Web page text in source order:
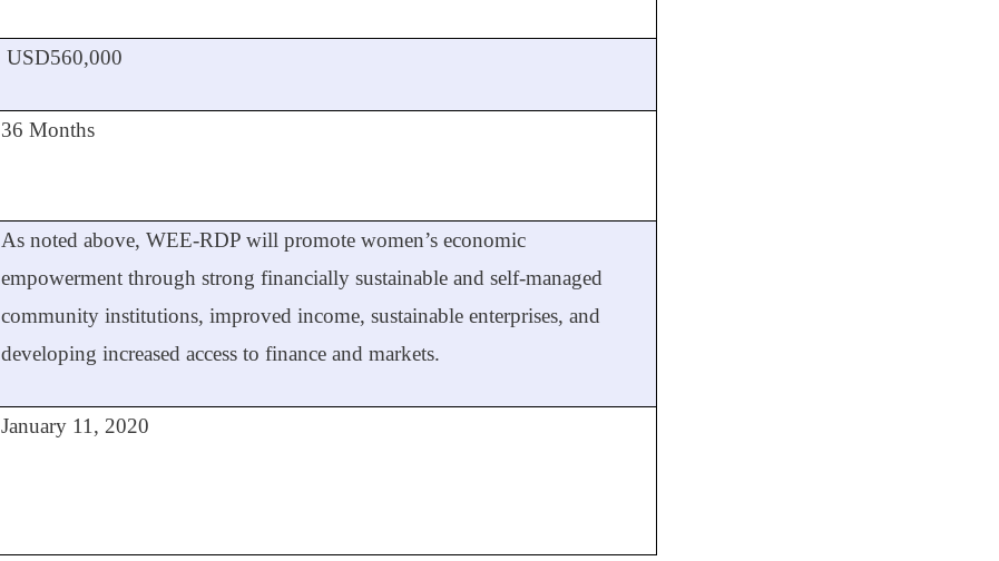
560,000
USD
36 Months
As noted above, WEE-RDP will promote women’s economic
empowerment through strong financially sustainable and self-managed
community institutions, improved income, sustainable enterprises, and
developing increased access to finance and markets.
January 11, 2020